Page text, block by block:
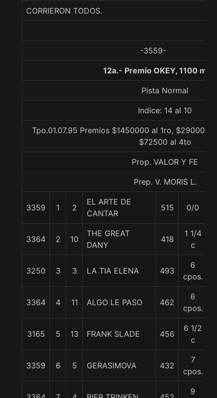
CORRIERON TODOS.
-3559-
12a.- Premio OKEY, 1100
Pista Normal
Indice: 14 al 10
Tpo.01.07.95 Premios $1450000 al 1ro, $290000
$72500 al 4to
Prop. VALOR Y FE
Prep. V. MORIS L.
3359 1 2
EL ARTE DE
CANTAR
515 0/0
3364 2 10
THE GREAT
DANY
418
1 1/4
c
3250 3 3 LA TIA ELENA 493
6
cpos.
3364 4 11 ALGO LE PASO 462
6
cpos.
3165 5 13 FRANK SLADE 456
6 1/2
c
3359 6 5 GERASIMOVA 432
7
cpos.
9